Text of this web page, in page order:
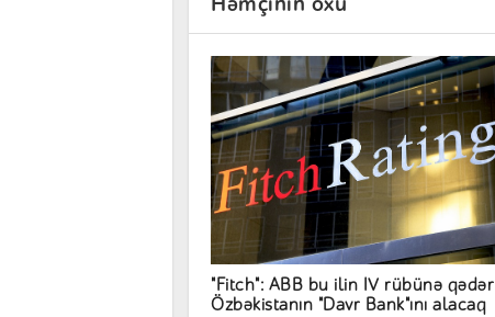
"Fitch": ABB bu ilin IV rübünə qədər
Özbəkistanın "Davr Bank"ını alacaq